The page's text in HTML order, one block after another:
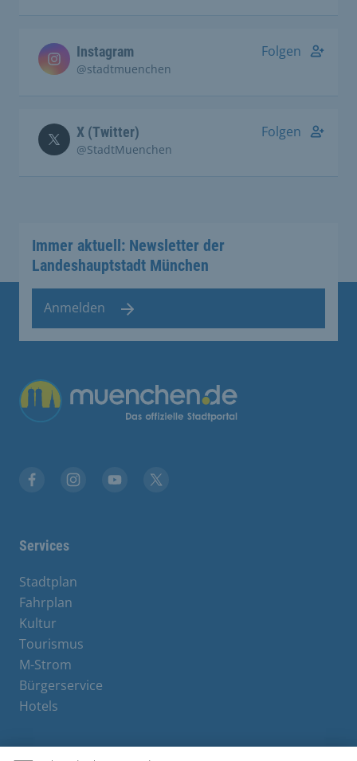
Instagram
@stadtmuenchen
Folgen
X (Twitter)
@StadtMuenchen
Folgen
Immer aktuell: Newsletter der
Landeshauptstadt München
Anmelden
Übergreifende Links
Services
Stadtplan
Fahrplan
Kultur
Tourismus
M-Strom
Bürgerservice
Hotels